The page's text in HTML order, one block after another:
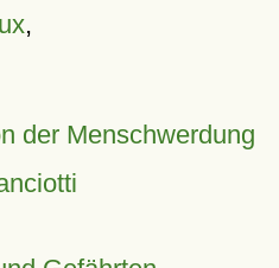
,
der Menschwerdung